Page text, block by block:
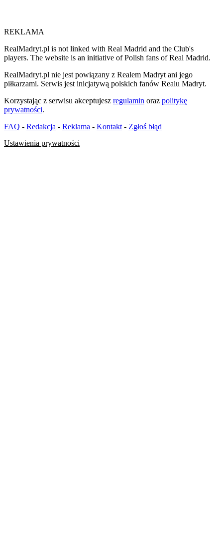
REKLAMA
RealMadryt.pl is not linked with Real Madrid and the Club's
players. The website is an initiative of Polish fans of Real Madrid.
RealMadryt.pl nie jest powiązany z Realem Madryt ani jego
piłkarzami. Serwis jest inicjatywą polskich fanów Realu Madryt.
Korzystając z serwisu akceptujesz regulamin oraz politykę
prywatności.
FAQ - Redakcja - Reklama - Kontakt - Zgłoś błąd
Ustawienia prywatności